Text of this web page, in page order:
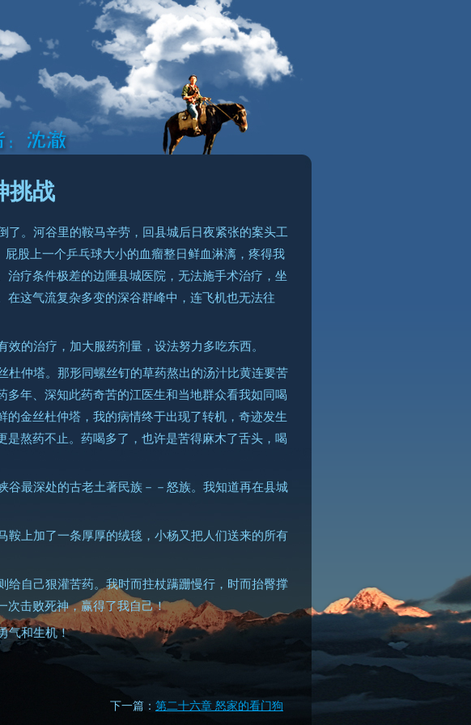
挑战
。河谷里的鞍马辛劳，回县城后日夜紧张的案头工
股上一个乒乓球大小的血瘤整日鲜血淋漓，疼得我
疗条件极差的边陲县城医院，无法施手术治疗，坐
这气流复杂多变的深谷群峰中，连飞机也无法往
的治疗，加大服药剂量，设法努力多吃东西。
仲塔。那形同螺丝钉的草药熬出的汤汁比黄连要苦
多年、深知此药奇苦的江医生和当地群众看我如同喝
金丝杜仲塔，我的病情终于出现了转机，奇迹发生
熬药不止。药喝多了，也许是苦得麻木了舌头，喝
谷最深处的古老土著民族－－怒族。我知道再在县城
上加了一条厚厚的绒毯，小杨又把人们送来的所有
给自己狠灌苦药。我时而拄杖蹒跚慢行，时而抬臀撑
次击败死神，赢得了我自己！
气和生机！
下一篇： 第二十六章 怒家的看门狗